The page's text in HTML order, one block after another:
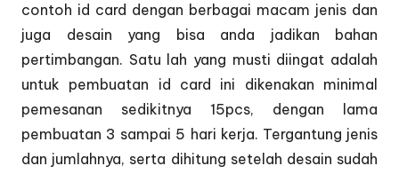
contoh id card dengan berbagai macam jenis dan
juga desain yang bisa anda jadikan bahan
pertimbangan. Satu lah yang musti diingat adalah
untuk pembuatan id card ini dikenakan minimal
pemesanan sedikitnya 15pcs, dengan lama
pembuatan 3 sampai 5 hari kerja. Tergantung jenis
dan jumlahnya, serta dihitung setelah desain sudah